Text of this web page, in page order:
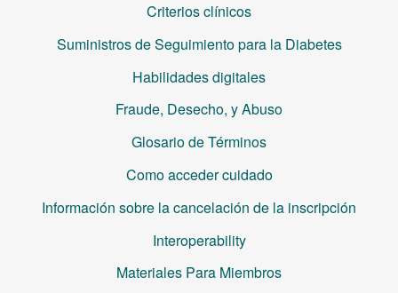
Criterios clínicos
Suministros de Seguimiento para la Diabetes
Habilidades digitales
Fraude, Desecho, y Abuso
Glosario de Términos
Como acceder cuidado
Información sobre la cancelación de la inscripción
Interoperability
Materiales Para Miembros